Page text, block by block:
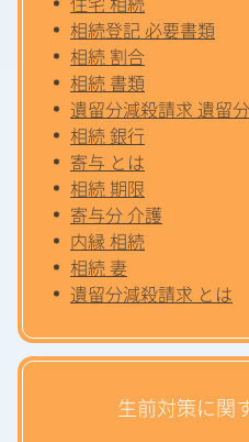
相続登記 必要書類
相続 割合
相続 書類
遺留分減殺請求 遺留
相続 銀行
寄与 とは
相続 期限
寄与分 介護
内縁 相続
相続 妻
遺留分減殺請求 とは
生前対策に関